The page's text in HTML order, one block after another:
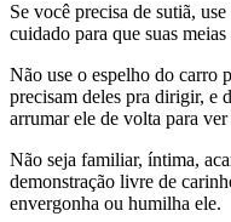
Se você precisa de sutiã,
cuidado para que suas
Não use o espelho do carro
precisam deles pra dirigir, e
arrumar ele de volta para ver
Não seja familiar, íntima,
demonstração livre de
envergonha ou humilha ele.